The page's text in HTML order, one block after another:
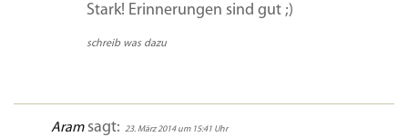
Stark! Erinnerungen sind gut ;)
schreib was dazu
Aram sagt: 23. März 2014 um 15:41 Uhr